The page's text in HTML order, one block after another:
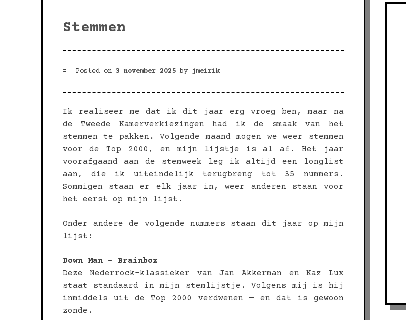
Stemmen
Posted on 3 november 2025by jmeirik
Ik realiseer me dat ik dit jaar erg vroeg ben, maar na
de Tweede Kamerverkiezingen had ik de smaak van het
stemmen te pakken. Volgende maand mogen we weer stemmen
voor de Top 2000, en mijn lijstje is al af. Het jaar
voorafgaand aan de stemweek leg ik altijd een longlist
aan, die ik uiteindelijk terugbreng tot 35 nummers.
Sommigen staan er elk jaar in, weer anderen staan voor
het eerst op mijn lijst.
Onder andere de volgende nummers staan dit jaar op mijn
lijst:
Down Man – Brainbox
Deze Nederrock-klassieker van Jan Akkerman en Kaz Lux
staat standaard in mijn stemlijstje. Volgens mij is hij
inmiddels uit de Top 2000 verdwenen — en dat is gewoon
zonde.